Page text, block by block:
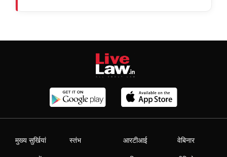
मुख्य सुर्खियां स्तंभ आरटीआई वेबिनार